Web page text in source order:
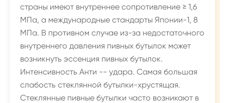
страны имеют внутреннее сопротивление ≥ 1,6
МПа, а международные стандарты Японии-1, 8
МПа. В противном случае из-за недостаточного
внутреннего давления пивных бутылок может
возникнуть эссенция пивных бутылок.
Интенсивность Анти -- удара. Самая большая
слабость стеклянной бутылки-хрустящая.
Стеклянные пивные бутылки часто возникают в